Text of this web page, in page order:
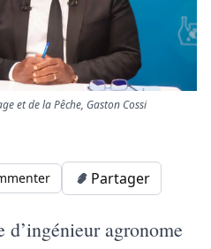
et de la Pêche, Gaston Cossi
Partager
agronome